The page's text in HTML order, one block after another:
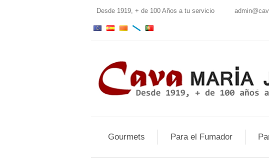
Desde 1919, + de 100 Años a tu servicio
Gourmets Para el Fumador